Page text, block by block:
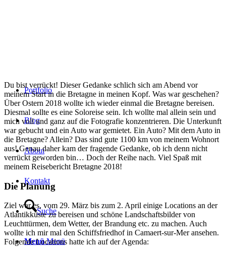
Portfolio
Blog
About
Kontakt
Suche
Menü Menü
Du bist verrückt! Dieser Gedanke schlich sich am Abend vor
meinem Start in die Bretagne in meinen Kopf. Was war geschehen?
Über Ostern 2018 wollte ich wieder einmal die Bretagne bereisen.
Diesmal sollte es eine Soloreise sein. Ich wollte mal allein sein und
mich voll und ganz auf die Fotografie konzentrieren. Die Unterkunft
war gebucht und ein Auto war gemietet. Ein Auto? Mit dem Auto in
die Bretagne? Allein? Das sind gute 1100 km von meinem Wohnort
aus! Genau daher kam der fragende Gedanke, ob ich denn nicht
verrückt geworden bin… Doch der Reihe nach. Viel Spaß mit
meinem Reisebericht Bretagne 2018!
Die Planung
Ziel war es, vom 29. März bis zum 2. April einige Locations an der
Atlantikküste zu bereisen und schöne Landschaftsbilder von
Leuchttürmen, dem Wetter, der Brandung etc. zu machen. Auch
wollte ich mir mal den Schiffsfriedhof in Camaert-sur-Mer ansehen.
Folgende Locations hatte ich auf der Agenda: